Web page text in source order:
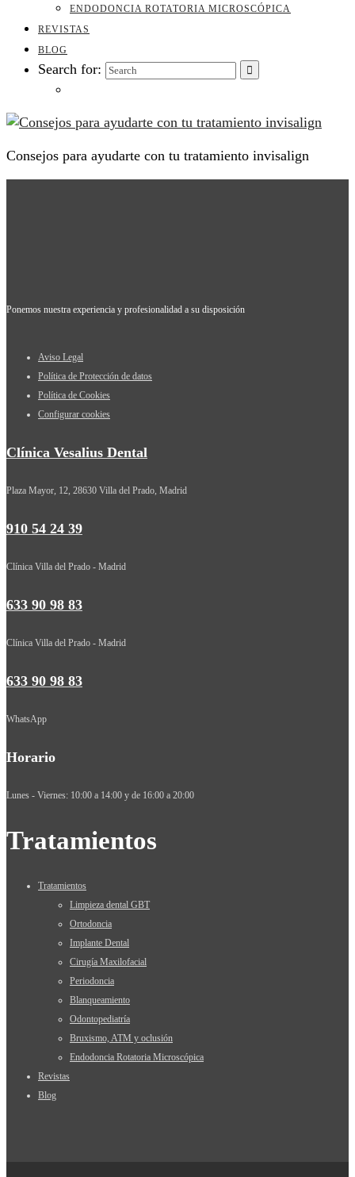
ENDODONCIA ROTATORIA MICROSCÓPICA
REVISTAS
BLOG
Search for:
Consejos para ayudarte con tu tratamiento invisalign
Ponemos nuestra experiencia y profesionalidad a su disposición
Aviso Legal
Política de Protección de datos
Política de Cookies
Configurar cookies
Clínica Vesalius Dental
Plaza Mayor, 12, 28630 Villa del Prado, Madrid
910 54 24 39
Clínica Villa del Prado - Madrid
633 90 98 83
Clínica Villa del Prado - Madrid
633 90 98 83
WhatsApp
Horario
Lunes - Viernes: 10:00 a 14:00 y de 16:00 a 20:00
Tratamientos
Tratamientos
Limpieza dental GBT
Ortodoncia
Implante Dental
Cirugía Maxilofacial
Periodoncia
Blanqueamiento
Odontopediatría
Bruxismo, ATM y oclusión
Endodoncia Rotatoria Microscópica
Revistas
Blog